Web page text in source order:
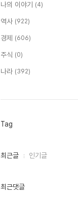
나의 이야기 (4)
역사 (922)
경제 (606)
주식 (0)
나라 (392)
Tag
최
인
최근글 인기글
최근댓글